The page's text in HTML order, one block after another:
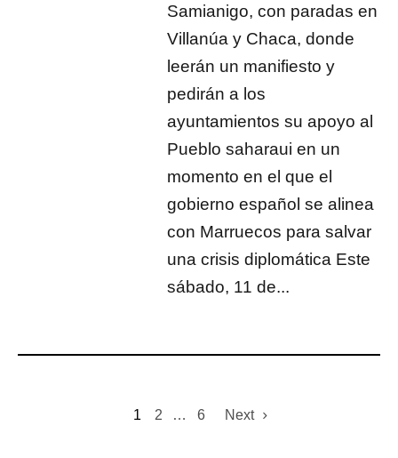
Samianigo, con paradas en
Villanúa y Chaca, donde
leerán un manifiesto y
pedirán a los
ayuntamientos su apoyo al
Pueblo saharaui en un
momento en el que el
gobierno español se alinea
con Marruecos para salvar
una crisis diplomática Este
sábado, 11 de...
1 2 … 6 Next